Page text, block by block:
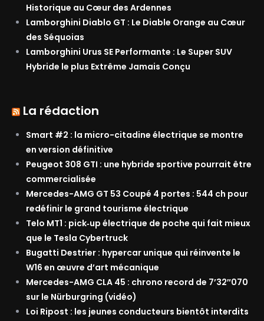
Historique au Cœur des Ardennes
Lamborghini Diablo GT : Le Diable Orange au Cœur
des Séquoias
Lamborghini Urus SE Performante : Le Super SUV
Hybride le plus Extrême Jamais Conçu
La rédaction
Smart #2 : la micro-citadine électrique se montre
en version définitive
Peugeot 308 GTI : une hybride sportive pourrait être
commercialisée
Mercedes-AMG GT 53 Coupé 4 portes : 544 ch pour
redéfinir le grand tourisme électrique
Telo MT1 : pick‑up électrique de poche qui fait mieux
que le Tesla Cybertruck
Bugatti Destrier : hypercar unique qui réinvente le
W16 en œuvre d’art mécanique
Mercedes-AMG CLA 45 : chrono record de 7’32″070
sur le Nürburgring (vidéo)
Loi Ripost : les jeunes conducteurs bientôt interdits